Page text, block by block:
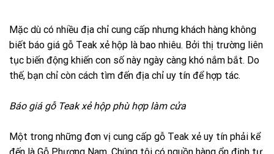
Mặc dù có nhiều địa chỉ cung cấp nhưng khách hàng không
biết báo giá gỗ Teak xẻ hộp là bao nhiêu. Bởi thị trường liên
tục biến động khiến con số này ngày càng khó nắm bắt. Do
thế, bạn chỉ còn cách tìm đến địa chỉ uy tín để hợp tác.
Báo giá gỗ Teak xẻ hộp phù hợp làm cửa
Một trong những đơn vị cung cấp gỗ Teak xẻ uy tín phải kể